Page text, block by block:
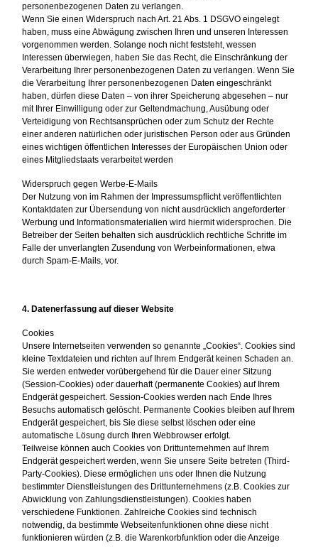
personenbezogenen Daten zu verlangen.
Wenn Sie einen Widerspruch nach Art. 21 Abs. 1 DSGVO eingelegt
haben, muss eine Abwägung zwischen Ihren und unseren Interessen
vorgenommen werden. Solange noch nicht feststeht, wessen
Interessen überwiegen, haben Sie das Recht, die Einschränkung der
Verarbeitung Ihrer personenbezogenen Daten zu verlangen. Wenn Sie
die Verarbeitung Ihrer personenbezogenen Daten eingeschränkt
haben, dürfen diese Daten – von ihrer Speicherung abgesehen – nur
mit Ihrer Einwilligung oder zur Geltendmachung, Ausübung oder
Verteidigung von Rechtsansprüchen oder zum Schutz der Rechte
einer anderen natürlichen oder juristischen Person oder aus Gründen
eines wichtigen öffentlichen Interesses der Europäischen Union oder
eines Mitgliedstaats verarbeitet werden
Widerspruch gegen Werbe-E-Mails
Der Nutzung von im Rahmen der Impressumspflicht veröffentlichten
Kontaktdaten zur Übersendung von nicht ausdrücklich angeforderter
Werbung und Informationsmaterialien wird hiermit widersprochen. Die
Betreiber der Seiten behalten sich ausdrücklich rechtliche Schritte im
Falle der unverlangten Zusendung von Werbeinformationen, etwa
durch Spam-E-Mails, vor.
4. Datenerfassung auf dieser Website
Cookies
Unsere Internetseiten verwenden so genannte „Cookies“. Cookies sind
kleine Textdateien und richten auf Ihrem Endgerät keinen Schaden an.
Sie werden entweder vorübergehend für die Dauer einer Sitzung
(Session-Cookies) oder dauerhaft (permanente Cookies) auf Ihrem
Endgerät gespeichert. Session-Cookies werden nach Ende Ihres
Besuchs automatisch gelöscht. Permanente Cookies bleiben auf Ihrem
Endgerät gespeichert, bis Sie diese selbst löschen oder eine
automatische Lösung durch Ihren Webbrowser erfolgt.
Teilweise können auch Cookies von Drittunternehmen auf Ihrem
Endgerät gespeichert werden, wenn Sie unsere Seite betreten (Third-
Party-Cookies). Diese ermöglichen uns oder Ihnen die Nutzung
bestimmter Dienstleistungen des Drittunternehmens (z.B. Cookies zur
Abwicklung von Zahlungsdienstleistungen). Cookies haben
verschiedene Funktionen. Zahlreiche Cookies sind technisch
notwendig, da bestimmte Webseitenfunktionen ohne diese nicht
funktionieren würden (z.B. die Warenkorbfunktion oder die Anzeige